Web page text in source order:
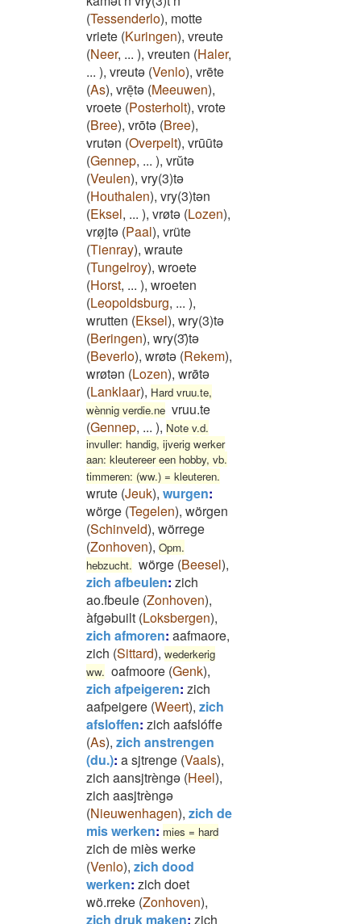
(Tessenderlo), motte
vriete (Kuringen), vreute
(Neer, ... ), vreuten (Haler,
... ), vreutə (Venlo), vrēte
(As), vrēͅtə (Meeuwen),
vroete (Posterholt), vrote
(Bree), vrōtə (Bree),
vrutən (Overpelt), vrūūtə
(Gennep, ... ), vrŭtə
(Veulen), vry(3)tə
(Houthalen), vry(3)tən
(Eksel, ... ), vrøtə (Lozen),
vrøͅjtə (Paal), vrüte
(Tienray), wraute
(Tungelroy), wroete
(Horst, ... ), wroeten
(Leopoldsburg, ... ),
wrutten (Eksel), wry(3)tə
(Beringen), wry(3)̄tə
(Beverlo), wrøtə (Rekem),
wrøtən (Lozen), wrø̄tə
(Lanklaar), Hard vruu.te,
wènnig verdie.ne vruu.te
(Gennep, ... ), Note v.d.
invuller: handig, ijverig werker
aan: kleutereer een hobby, vb.
timmeren: (ww.) = kleuteren.
wrute (Jeuk), wurgen:
wörge (Tegelen), wörgen
(Schinveld), wörrege
(Zonhoven), Opm.
hebzucht. wörge (Beesel),
zich afbeulen: zich
ao.fbeule (Zonhoven),
àfgəbuilt (Loksbergen),
zich afmoren: aafmaore,
zich (Sittard), wederkerig
ww. oafmoore (Genk),
zich afpeigeren: zich
aafpeigere (Weert), zich
afsloffen: zich aafslóffe
(As), zich anstrengen
(du.): a sjtrenge (Vaals),
zich aansjtrèngə (Heel),
zich aasjtrèngə
(Nieuwenhagen), zich de
mis werken: mies = hard
zich de miès werke
(Venlo), zich dood
werken: zich doet
wö.rreke (Zonhoven),
zich druk maken: zich